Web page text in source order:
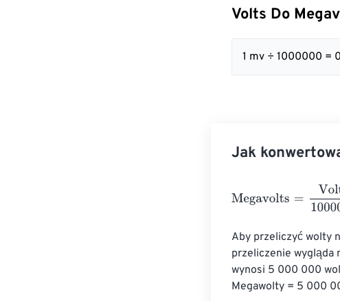
Volts Do
1 mv ÷ 1000000 =
Jak
Megavolts
Aby przeliczyć wolty
przeliczenie wygląda
wynosi 5 000 000
Megawolty = 5 000